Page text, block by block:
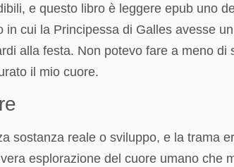
e questo libro è leggere epub uno
cui la Principessa di Galles avesse
alla festa. Non potevo fare a meno di
il mio cuore.
sostanza reale o sviluppo, e la trama
esplorazione del cuore umano che